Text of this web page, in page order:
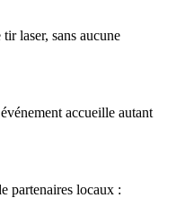
laser, sans aucune
accueille autant
partenaires locaux :